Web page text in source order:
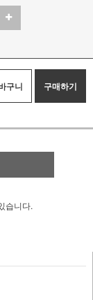
구니 구매하기
습니다.